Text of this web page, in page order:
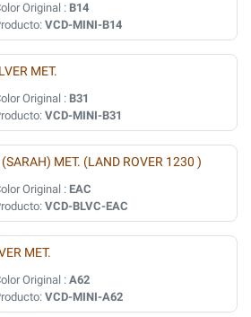
Original : B14
VCD-MINI-B14
MET.
Original : B31
VCD-MINI-B31
MET. (LAND ROVER 1230 )
Original : EAC
VCD-BLVC-EAC
MET.
Original :A62
VCD-MINI-A62